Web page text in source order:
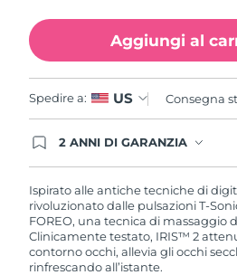
Aggiungi al
Spedire a: US Consegna
2 ANNI DI GARANZIA
che, in caso di difetti nei primi
acquisto, FOREO sostituirà il
gratuitamente.
Ispirato alle antiche tecniche di
rivoluzionato dalle pulsazioni T-
FOREO, una tecnica di massaggio
Clinicamente testato, IRIS™ 2
contorno occhi, allevia gli occhi
rinfrescando all’istante.
Turchia
Emirati Arabi Uniti
Regno Unito
Stati Uniti
Uzbekistan
Vietnam